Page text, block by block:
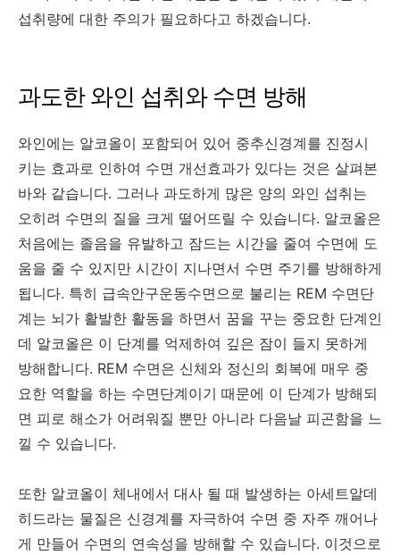
섭취량에 대한 주의가 필요하다고 하겠습니다.
과도한 와인 섭취와 수면 방해
와인에는 알코올이 포함되어 있어 중추신경계를 진정시
키는 효과로 인하여 수면 개선효과가 있다는 것은 살펴본
바와 같습니다. 그러나 과도하게 많은 양의 와인 섭취는
오히려 수면의 질을 크게 떨어뜨릴 수 있습니다. 알코올은
처음에는 졸음을 유발하고 잠드는 시간을 줄여 수면에 도
움을 줄 수 있지만 시간이 지나면서 수면 주기를 방해하게
됩니다. 특히 급속안구운동수면으로 불리는 REM 수면단
계는 뇌가 활발한 활동을 하면서 꿈을 꾸는 중요한 단계인
데 알코올은 이 단계를 억제하여 깊은 잠이 들지 못하게
방해합니다. REM 수면은 신체와 정신의 회복에 매우 중
요한 역할을 하는 수면단계이기 때문에 이 단계가 방해되
면 피로 해소가 어려워질 뿐만 아니라 다음날 피곤함을 느
낄 수 있습니다.
또한 알코올이 체내에서 대사 될 때 발생하는 아세트알데
히드라는 물질은 신경계를 자극하여 수면 중 자주 깨어나
게 만들어 수면의 연속성을 방해할 수 있습니다. 이것으로